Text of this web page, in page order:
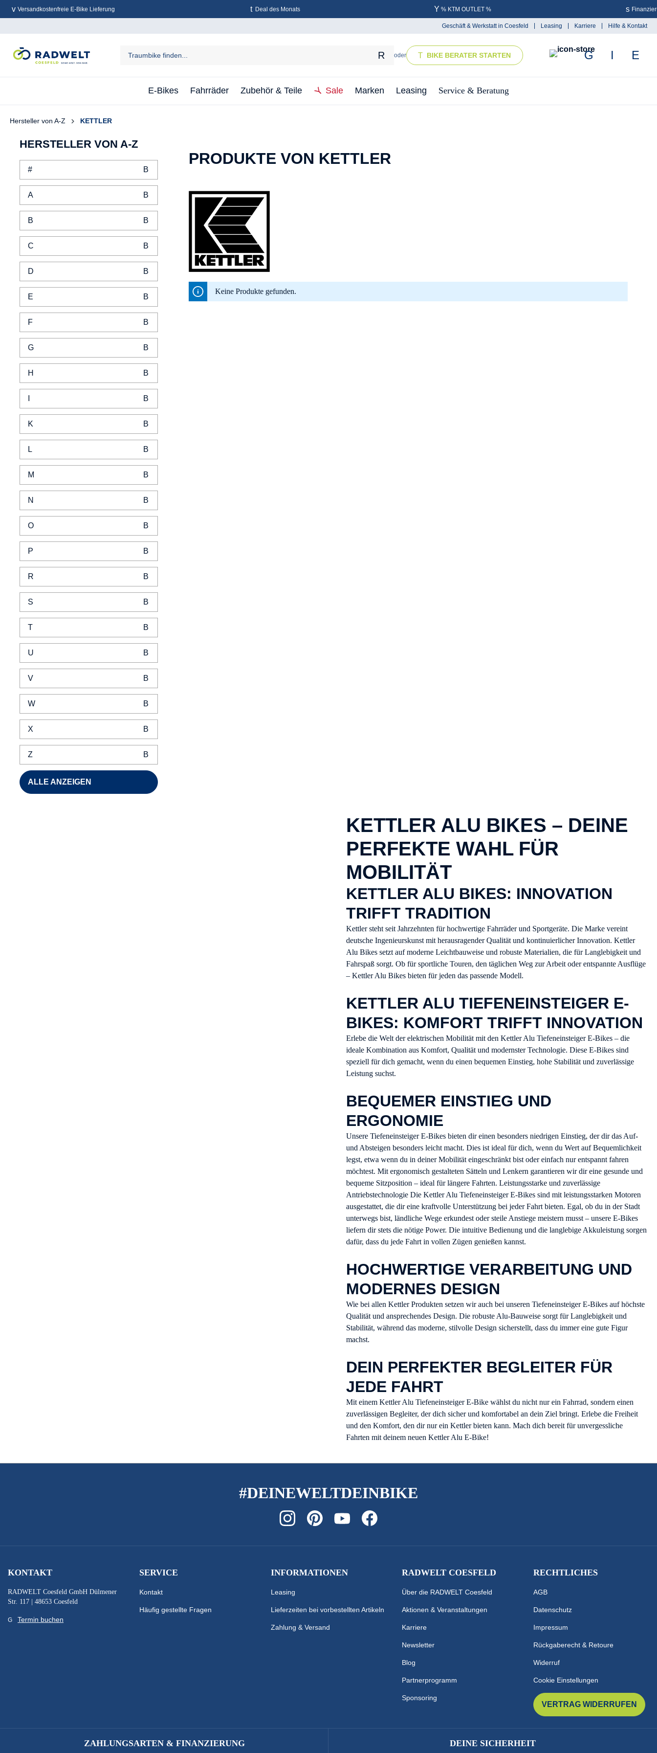
springen
Versandkostenfreie E-Bike Lieferung Deal des Monats % KTM OUTLET %
Geschäft & Werkstatt in Coesfeld Leasing Karriere Hilfe & Kontakt
oder BIKE BERATER STARTEN
E-Bikes Fahrräder Zubehör & Teile Sale Marken Leasing Service & Beratung
Hersteller von A-Z KETTLER
HERSTELLER VON A-Z
#
A
B
C
D
E
F
G
H
K
L
M
N
O
P
R
S
T
U
V
W
X
Z
ALLE ANZEIGEN
PRODUKTE VON KETTLER
Keine Produkte gefunden.
KETTLER ALU BIKES – DEINE
PERFEKTE WAHL FÜR
MOBILITÄT
KETTLER ALU BIKES: INNOVATION
TRIFFT TRADITION
Kettler steht seit Jahrzehnten für hochwertige Fahrräder und Sportgeräte. Die Marke vereint
deutsche Ingenieurskunst mit herausragender Qualität und kontinuierlicher Innovation. Kettler
Alu Bikes setzt auf moderne Leichtbauweise und robuste Materialien, die für Langlebigkeit und
Fahrspaß sorgt. Ob für sportliche Touren, den täglichen Weg zur Arbeit oder entspannte Ausflüge
– Kettler Alu Bikes bieten für jeden das passende Modell.
KETTLER ALU TIEFENEINSTEIGER E-
BIKES: KOMFORT TRIFFT INNOVATION
Erlebe die Welt der elektrischen Mobilität mit den Kettler Alu Tiefeneinsteiger E-Bikes – die
ideale Kombination aus Komfort, Qualität und modernster Technologie. Diese E-Bikes sind
speziell für dich gemacht, wenn du einen bequemen Einstieg, hohe Stabilität und zuverlässige
Leistung suchst.
BEQUEMER EINSTIEG UND
ERGONOMIE
Unsere Tiefeneinsteiger E-Bikes bieten dir einen besonders niedrigen Einstieg, der dir das Auf-
und Absteigen besonders leicht macht. Dies ist ideal für dich, wenn du Wert auf Bequemlichkeit
legst, etwa wenn du in deiner Mobilität eingeschränkt bist oder einfach nur entspannt fahren
möchtest. Mit ergonomisch gestalteten Sätteln und Lenkern garantieren wir dir eine gesunde und
bequeme Sitzposition – ideal für längere Fahrten. Leistungsstarke und zuverlässige
Antriebstechnologie Die Kettler Alu Tiefeneinsteiger E-Bikes sind mit leistungsstarken Motoren
ausgestattet, die dir eine kraftvolle Unterstützung bei jeder Fahrt bieten. Egal, ob du in der Stadt
unterwegs bist, ländliche Wege erkundest oder steile Anstiege meistern musst – unsere E-Bikes
liefern dir stets die nötige Power. Die intuitive Bedienung und die langlebige Akkuleistung sorgen
dafür, dass du jede Fahrt in vollen Zügen genießen kannst.
HOCHWERTIGE VERARBEITUNG UND
MODERNES DESIGN
Wie bei allen Kettler Produkten setzen wir auch bei unseren Tiefeneinsteiger E-Bikes auf höchste
Qualität und ansprechendes Design. Die robuste Alu-Bauweise sorgt für Langlebigkeit und
Stabilität, während das moderne, stilvolle Design sicherstellt, dass du immer eine gute Figur
machst.
DEIN PERFEKTER BEGLEITER FÜR
JEDE FAHRT
Mit einem Kettler Alu Tiefeneinsteiger E-Bike wählst du nicht nur ein Fahrrad, sondern einen
zuverlässigen Begleiter, der dich sicher und komfortabel an dein Ziel bringt. Erlebe die Freiheit
und den Komfort, den dir nur ein Kettler bieten kann. Mach dich bereit für unvergessliche
Fahrten mit deinem neuen Kettler Alu E-Bike!
#DEINEWELTDEINBIKE
KONTAKT
RADWELT Coesfeld GmbH Dülmener
Str. 117 | 48653 Coesfeld
Termin buchen
SERVICE
Kontakt
Häufig gestellte Fragen
INFORMATIONEN
Leasing
Lieferzeiten bei vorbestellten Artikeln
Zahlung & Versand
RADWELT COESFELD
Über die RADWELT Coesfeld
Aktionen & Veranstaltungen
Karriere
Newsletter
Blog
Partnerprogramm
Sponsoring
RECHTLICHES
AGB
Datenschutz
Impressum
Rückgaberecht & Retoure
Widerruf
Cookie Einstellungen
VERTRAG WIDERRUFEN
ZAHLUNGSARTEN & FINANZIERUNG DEINE SICHERHEIT